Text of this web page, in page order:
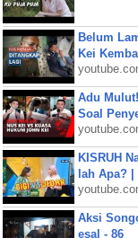
Belum
Kei
Adu
Soal
KISRUH
lah Apa? |
Aksi
esal - 86